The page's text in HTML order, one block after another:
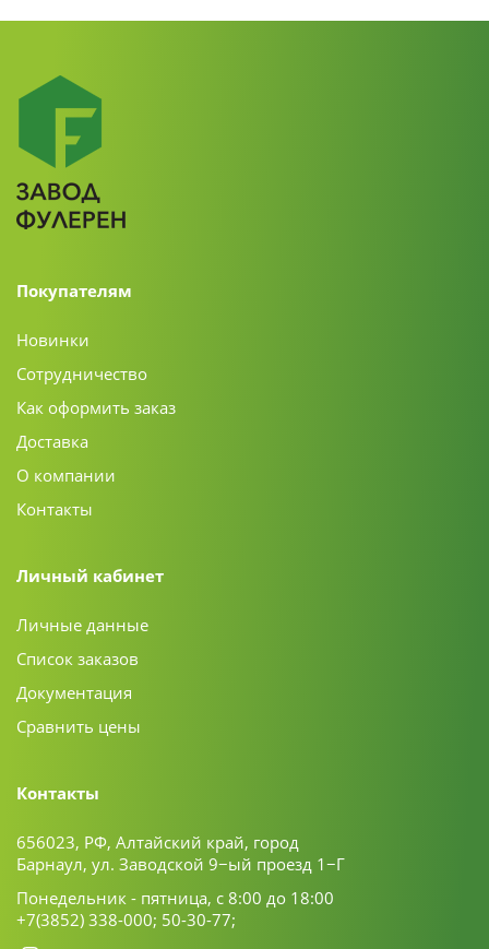
Покупателям
Новинки
Сотрудничество
Как оформить заказ
Доставка
О компании
Контакты
Личный кабинет
Личные данные
Список заказов
Документация
Сравнить цены
Контакты
656023, РФ, Алтайский край, город
Барнаул, ул. Заводской 9−ый проезд 1−Г
Понедельник - пятница, с 8:00 до 18:00
+7(3852) 338-000; 50-30-77;